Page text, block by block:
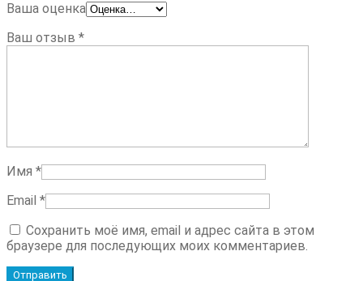
Ваша оценка
Ваш отзыв *
Имя *
Email *
Сохранить моё имя, email и адрес сайта в этом
браузере для последующих моих комментариев.